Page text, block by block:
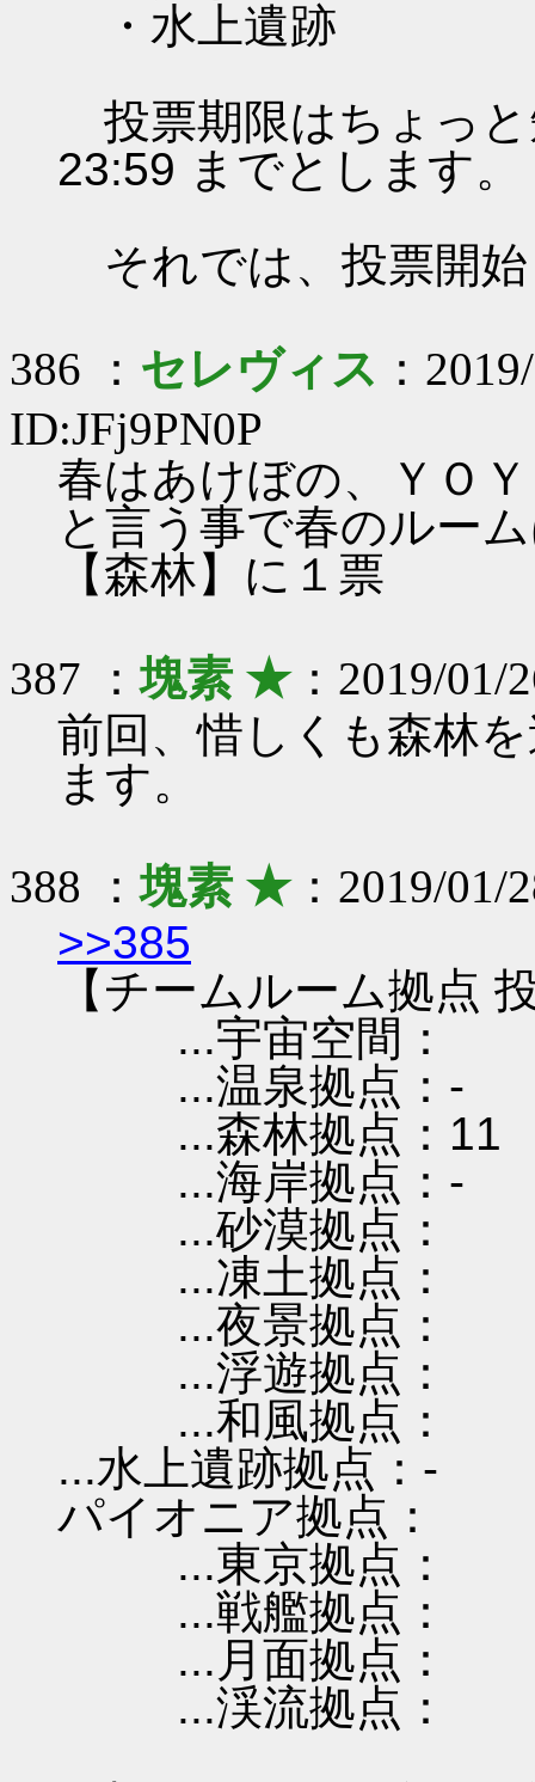
・水上遺跡
投票期限はちょっ
23:59 までとします。
それでは、投票開
386 ： セレヴィス ：
ID:JFj9PN0P
春はあけぼの、ＹＯ
と言う事で春のルー
【森林】に１票
387 ：塊素 ★：2019/01/
前回、惜しくも森林
ます。
388 ：塊素 ★：2019/01/
>>385
【チームルーム拠点
...宇宙空間：
...温泉拠点：-
...森林拠点：11
...海岸拠点：-
...砂漠拠点：
...凍土拠点：
...夜景拠点：
...浮遊拠点：
...和風拠点：
...水上遺跡拠点：-
パイオニア拠点：
...東京拠点：
...戦艦拠点：
...月面拠点：
...渓流拠点：